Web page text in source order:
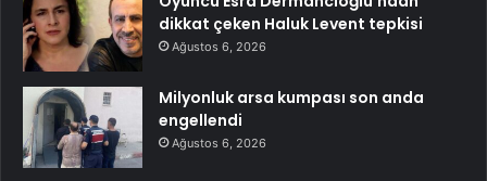
dikkat çeken Haluk Levent tepkisi
Ağustos 6, 2026
Milyonluk arsa kumpası son anda
engellendi
Ağustos 6, 2026